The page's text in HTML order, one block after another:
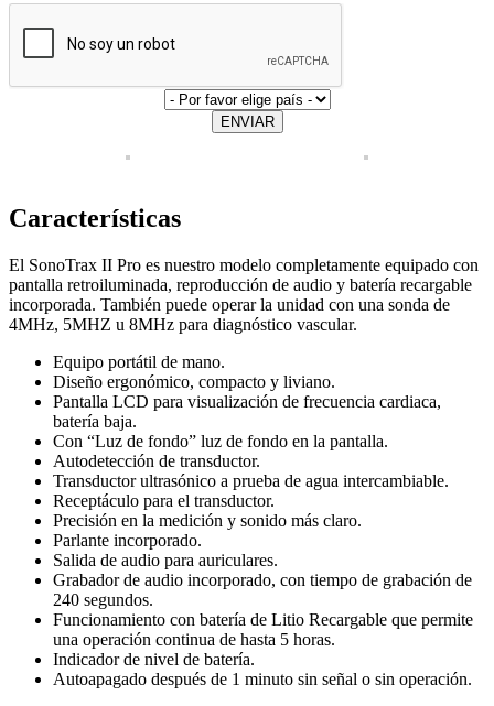
ENVIAR
Características
El SonoTrax II Pro es nuestro modelo completamente equipado con
pantalla retroiluminada, reproducción de audio y batería recargable
incorporada. También puede operar la unidad con una sonda de
4MHz, 5MHZ u 8MHz para diagnóstico vascular.
Equipo portátil de mano.
Diseño ergonómico, compacto y liviano.
Pantalla LCD para visualización de frecuencia cardiaca,
batería baja.
Con “Luz de fondo” luz de fondo en la pantalla.
Autodetección de transductor.
Transductor ultrasónico a prueba de agua intercambiable.
Receptáculo para el transductor.
Precisión en la medición y sonido más claro.
Parlante incorporado.
Salida de audio para auriculares.
Grabador de audio incorporado, con tiempo de grabación de
240 segundos.
Funcionamiento con batería de Litio Recargable que permite
una operación continua de hasta 5 horas.
Indicador de nivel de batería.
Autoapagado después de 1 minuto sin señal o sin operación.